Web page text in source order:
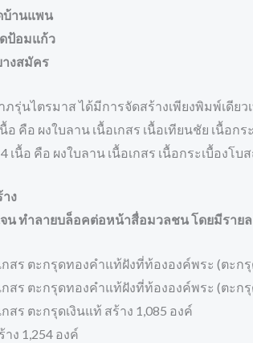
บ้านแพน
ป้อมแก้ว
งสมัคร
รุ่นไตรมาส ได้มีการจัดสร้างเพียงพิมพ์เดีย
อ คือ ผงใบลาน เนื้อเกสร เนื้อเทียนชัย เนื้อกร
เนื้อ คือ ผงใบลาน เนื้อเกสร เนื้อกระเบื้อ
ง
น ทำลายบล็อคต่อหน้าสื่อมวลชน โดยมีรายล
กสร ตะกรุดทองคำแท้ฝังที่ท้ององค์พระ (ตะก
กสร ตะกรุดทองคำแท้ฝังที่ท้ององค์พระ (ตะก
สร ตะกรุดเงินแท้ สร้าง 1,085 องค์
ง 1,254 องค์